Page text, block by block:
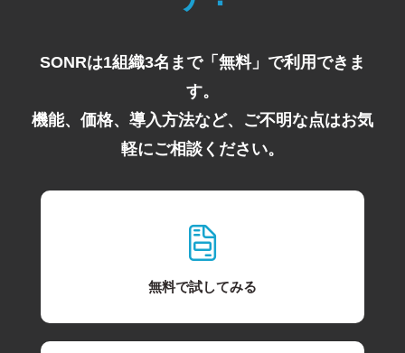
SONRは1組織3名まで「無料」で利用できま
す。
機能、価格、導入方法など、ご不明な点はお気
軽にご相談ください。
無料で試してみる